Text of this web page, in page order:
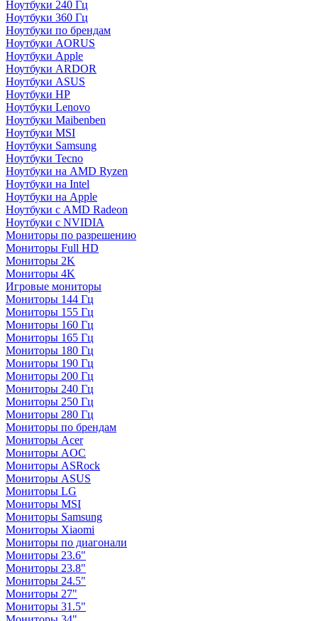
Ноутбуки 240 Гц
Ноутбуки 360 Гц
Ноутбуки по брендам
Ноутбуки AORUS
Ноутбуки Apple
Ноутбуки ARDOR
Ноутбуки ASUS
Ноутбуки HP
Ноутбуки Lenovo
Ноутбуки Maibenben
Ноутбуки MSI
Ноутбуки Samsung
Ноутбуки Tecno
Ноутбуки на AMD Ryzen
Ноутбуки на Intel
Ноутбуки на Apple
Ноутбуки с AMD Radeon
Ноутбуки с NVIDIA
Мониторы по разрешению
Мониторы Full HD
Мониторы 2K
Мониторы 4K
Игровые мониторы
Мониторы 144 Гц
Мониторы 155 Гц
Мониторы 160 Гц
Мониторы 165 Гц
Мониторы 180 Гц
Мониторы 190 Гц
Мониторы 200 Гц
Мониторы 240 Гц
Мониторы 250 Гц
Мониторы 280 Гц
Мониторы по брендам
Мониторы Acer
Мониторы AOC
Мониторы ASRock
Мониторы ASUS
Мониторы LG
Мониторы MSI
Мониторы Samsung
Мониторы Xiaomi
Мониторы по диагонали
Мониторы 23.6"
Мониторы 23.8"
Мониторы 24.5"
Мониторы 27"
Мониторы 31.5"